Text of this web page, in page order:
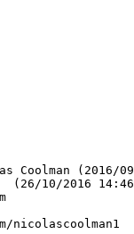
Coolman (2016/
10/2016
nicolascoolman1